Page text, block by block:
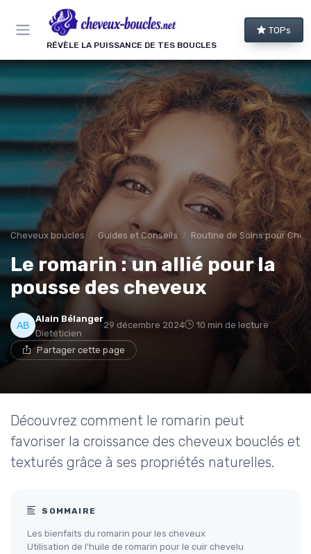
RÉVÈLE LA PUISSANCE DE TES BOUCLES
TOPs
Cheveux boucles Guides et Conseils Routine de Soins pour
Le romarin : un allié pour la
pousse des cheveux
Alain Bélanger
Dietéticien
29 décembre 2024 10 min de lecture
Partager cette page
Découvrez comment le romarin peut
favoriser la croissance des cheveux bouclés et
texturés grâce à ses propriétés naturelles.
SOMMAIRE
Les bienfaits du romarin pour les cheveux
Utilisation de l'huile de romarin pour le cuir chevelu
Panneau de gestion des cookies